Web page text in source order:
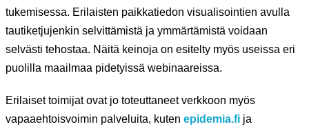
tukemisessa. Erilaisten paikkatiedon visualisointien avulla
tautiketjujenkin selvittämistä ja ymmärtämistä voidaan
selvästi tehostaa. Näitä keinoja on esitelty myös useissa eri
puolilla maailmaa pidetyissä webinaareissa.
Erilaiset toimijat ovat jo toteuttaneet verkkoon myös
vapaaehtoisvoimin palveluita, kuten epidemia.fi ja